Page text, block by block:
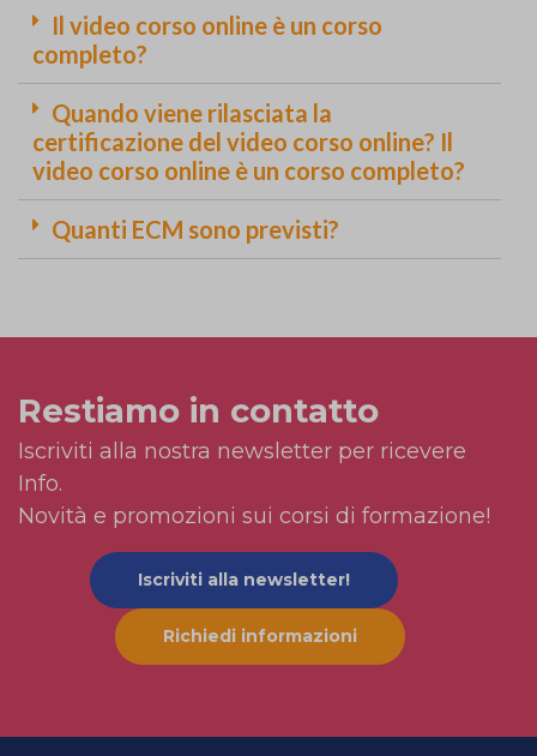
Il video corso online è un corso
completo?
Quando viene rilasciata la
certificazione del video corso online? Il
video corso online è un corso completo?
Quanti ECM sono previsti?
Restiamo in contatto
Iscriviti alla nostra newsletter per ricevere
Info.
Novità e promozioni sui corsi di formazione!
Iscriviti alla newsletter!
Richiedi informazioni